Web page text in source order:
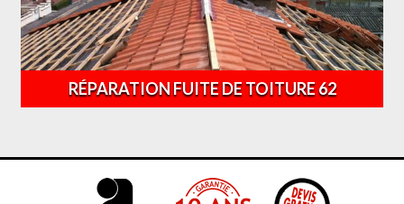
RÉPARATION FUITE DE TOITURE 62